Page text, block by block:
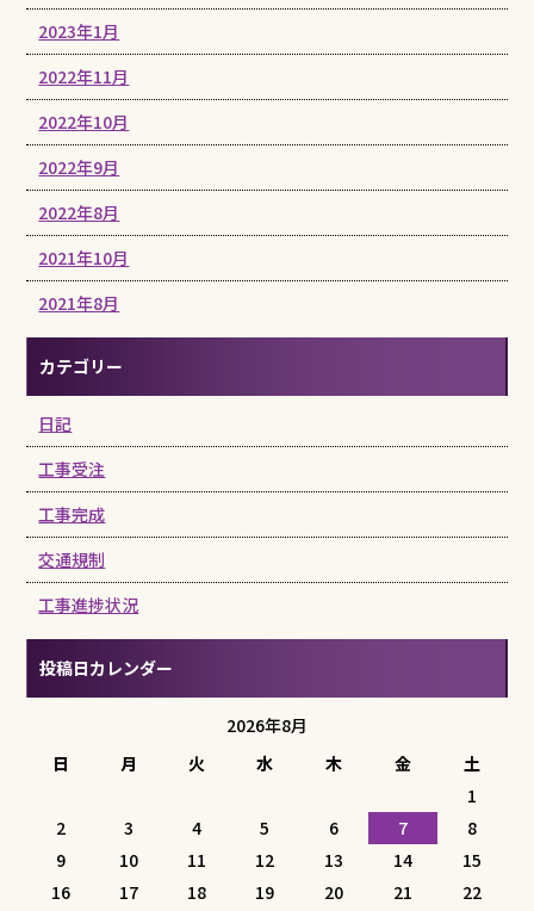
2023年1月
2022年11月
2022年10月
2022年9月
2022年8月
2021年10月
2021年8月
カテゴリー
日記
工事受注
工事完成
交通規制
工事進捗状況
投稿日カレンダー
2026年8月
日
月 火 水 木 金 土
1
2
3 4 5 6 7
8
9
10 11 12 13 14
15
16
17 18 19 20 21
22